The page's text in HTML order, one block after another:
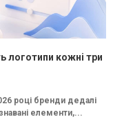
логотипи кожні три
році бренди дедалі
елементи,...